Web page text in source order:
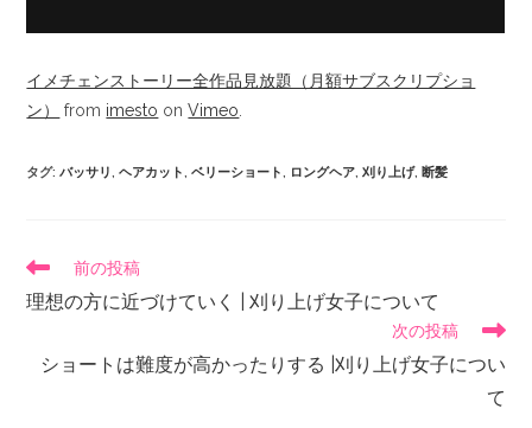
イメチェンストーリー全作品見放題（月額サブスクリプショ
ン）
from imesto onVimeo.
タグ:バッサリ, ヘアカット, ベリーショート, ロングヘア, 刈り上げ, 断髪
前の投稿
理想の方に近づけていく | 刈り上げ女子について
次の投稿
ショートは難度が高かったりする |刈り上げ女子につい
て